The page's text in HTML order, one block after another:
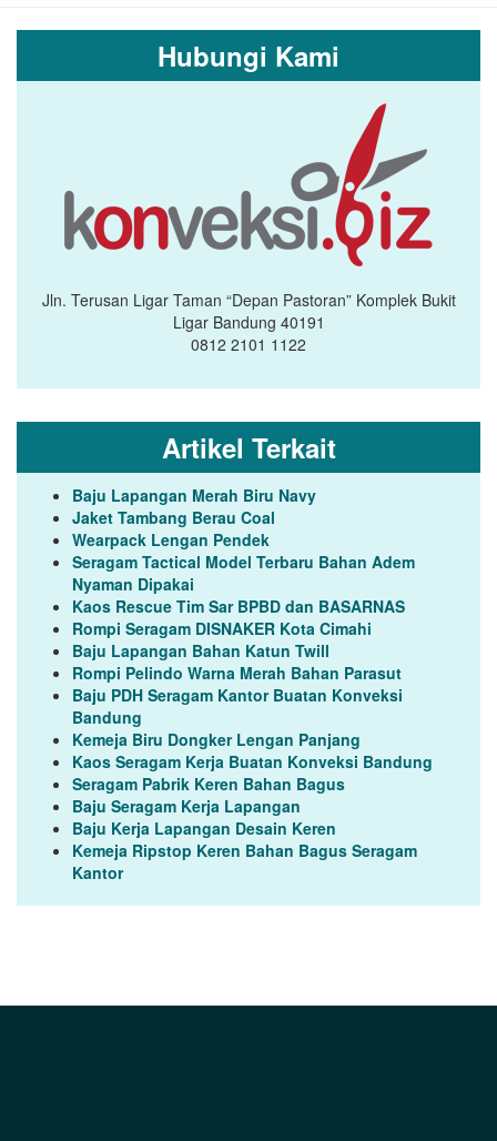
Hubungi Kami
Jln. Terusan Ligar Taman “Depan Pastoran” Komplek Bukit
Ligar Bandung 40191
0812 2101 1122
Artikel Terkait
Baju Lapangan Merah Biru Navy
Jaket Tambang Berau Coal
Wearpack Lengan Pendek
Seragam Tactical Model Terbaru Bahan Adem
Nyaman Dipakai
Kaos Rescue Tim Sar BPBD dan BASARNAS
Rompi Seragam DISNAKER Kota Cimahi
Baju Lapangan Bahan Katun Twill
Rompi Pelindo Warna Merah Bahan Parasut
Baju PDH Seragam Kantor Buatan Konveksi
Bandung
Kemeja Biru Dongker Lengan Panjang
Kaos Seragam Kerja Buatan Konveksi Bandung
Seragam Pabrik Keren Bahan Bagus
Baju Seragam Kerja Lapangan
Baju Kerja Lapangan Desain Keren
Kemeja Ripstop Keren Bahan Bagus Seragam
Kantor